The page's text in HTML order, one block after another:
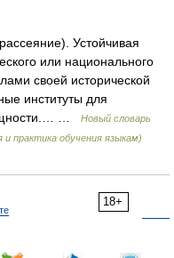
Устойчивая
или национального
своей исторической
институты для
…
Новый словарь
практика обучения языкам)
18+